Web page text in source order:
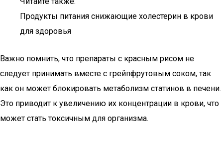
Продукты питания снижающие холестерин в крови
для здоровья
Важно помнить, что препараты с красным рисом не
следует принимать вместе с грейпфрутовым соком, так
как он может блокировать метаболизм статинов в печени.
Это приводит к увеличению их концентрации в крови, что
может стать токсичным для организма.